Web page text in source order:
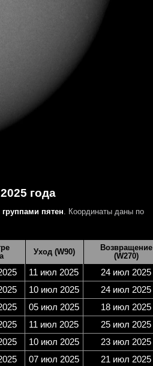
года
пятен . Координаты даны по
Уход (W90)
Возвращение
(W270)
11 июл 2025
24 июл 2025
10 июл 2025
24 июл 2025
05 июл 2025
18 июл 2025
11 июл 2025
25 июл 2025
10 июл 2025
23 июл 2025
07 июл 2025
21 июл 2025